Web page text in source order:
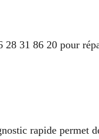
31 86 20 pour
rapide permet